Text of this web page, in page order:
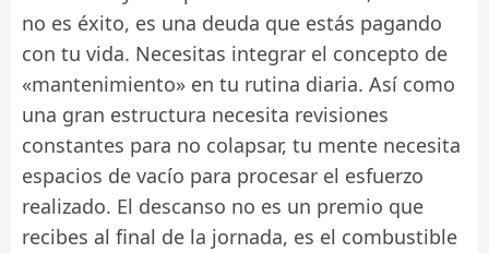
no es éxito, es una deuda que estás pagando
con tu vida. Necesitas integrar el concepto de
«mantenimiento» en tu rutina diaria. Así como
una gran estructura necesita revisiones
constantes para no colapsar, tu mente necesita
espacios de vacío para procesar el esfuerzo
realizado. El descanso no es un premio que
recibes al final de la jornada, es el combustible